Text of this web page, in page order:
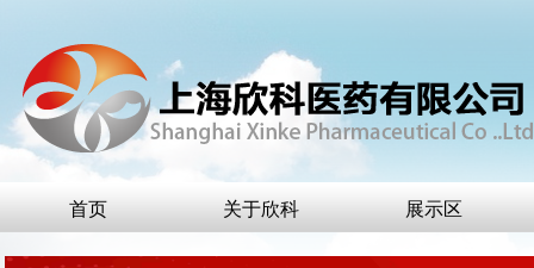
首页 关于欣科 展示区